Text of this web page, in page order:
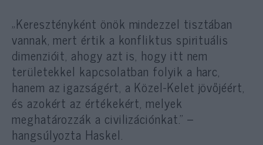
„Keresztényként önök mindezzel tisztában
vannak, mert értik a konfliktus spirituális
dimenzióit, ahogy azt is, hogy itt nem
területekkel kapcsolatban folyik a harc,
hanem az igazságért, a Közel-Kelet jövőjéért,
és azokért az értékekért, melyek
meghatározzák a civilizációnkat.” –
hangsúlyozta Haskel.